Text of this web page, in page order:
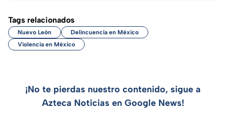
Tags relacionados
Nuevo León
Delincuencia en México
Violencia en México
¡No te pierdas nuestro contenido, sigue a
Azteca Noticias en Google News!